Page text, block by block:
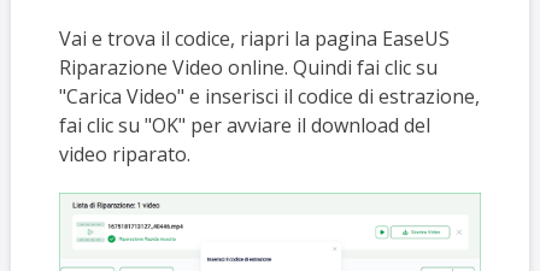
Vai e trova il codice, riapri la pagina EaseUS
Riparazione Video online. Quindi fai clic su
"Carica Video" e inserisci il codice di estrazione,
fai clic su "OK" per avviare il download del
video riparato.